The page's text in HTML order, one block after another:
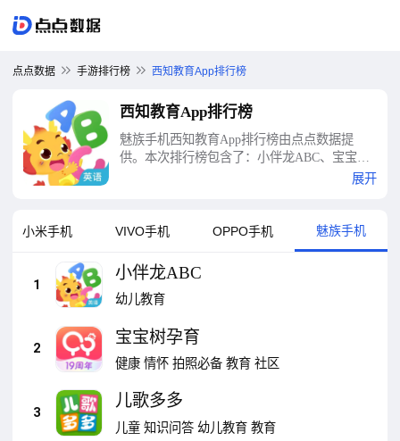
点点数据 手游排行榜 西知教育App排行榜
西知教育App排行榜
魅族手机西知教育App排行榜由点点数据提
供。本次排行榜包含了：小伴龙ABC、宝宝树
孕育、儿歌多多、宝宝职业认知、宝宝巴士世
展开
小米手机 VIVO手机 OPPO手机 魅族手机
1
小伴龙ABC
幼儿教育
2
宝宝树孕育
健康 情怀 拍照必备 教育 社区
3
儿歌多多
儿童 知识问答 幼儿教育 教育